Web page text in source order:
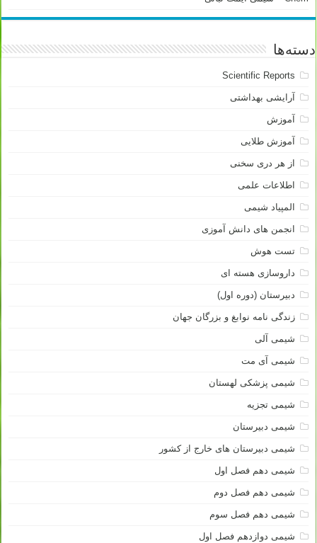
دسته‌ها
Scientific Reports
آرایشی بهداشتی
آموزش
آموزش طلایی
از هر دری سخنی
اطلاعات علمی
المپیاد شیمی
انجمن های دانش آموزی
تست هوش
داروسازی هسته ای
دبیرستان (دوره اول)
زندگی نامه نوابغ و بزرگان جهان
شیمی آلی
شیمی آی مت
شیمی پزشکی لهستان
شیمی تجزیه
شیمی دبیرستان
شیمی دبیرستان های خارج از کشور
شیمی دهم فصل اول
شیمی دهم فصل دوم
شیمی دهم فصل سوم
شیمی دوازدهم فصل اول